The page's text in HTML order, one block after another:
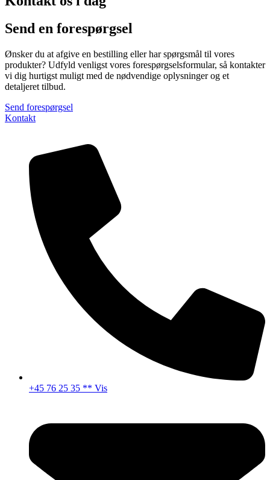
har
varianter.
kan
vælges
på
varesiden
Send en forespørgsel
Ønsker du at afgive en bestilling eller har spørgsmål til vores
produkter? Udfyld venligst vores forespørgselsformular, så kontakter
vi dig hurtigst muligt med de nødvendige oplysninger og et
detaljeret tilbud.
Send forespørgsel
Kontakt
+45 76 25 35 ** Vis